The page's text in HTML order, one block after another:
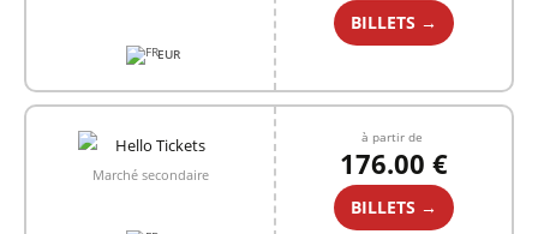
EUR
BILLETS →
Marché secondaire
à partir de
176.00 €
BILLETS →